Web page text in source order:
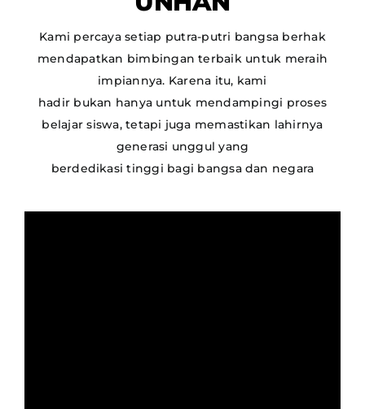
Kami percaya setiap putra-putri bangsa berhak
mendapatkan bimbingan terbaik untuk meraih
impiannya. Karena itu, kami
hadir bukan hanya untuk mendampingi proses
belajar siswa, tetapi juga memastikan lahirnya
generasi unggul yang
berdedikasi tinggi bagi bangsa dan negara